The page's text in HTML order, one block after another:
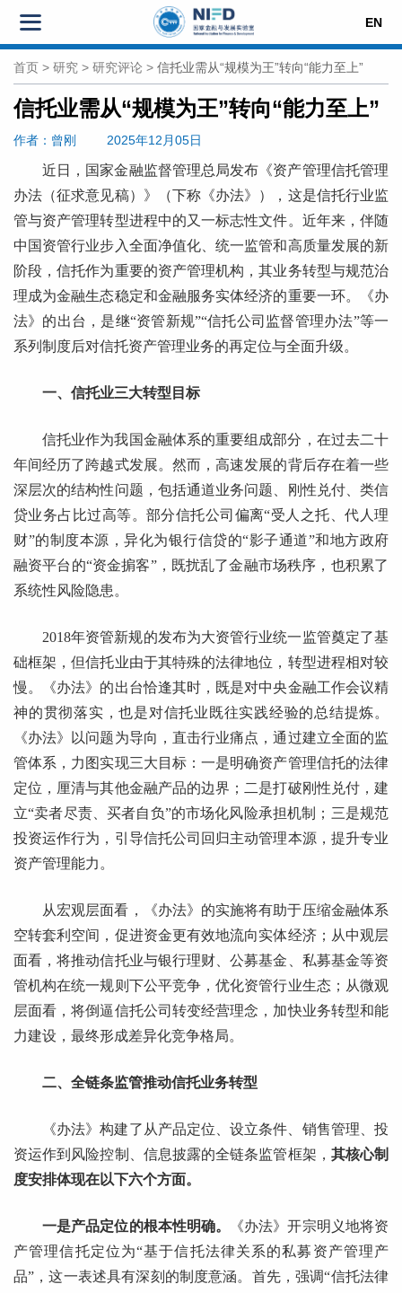
EN
首页 > 研究 > 研究评论 > 信托业需从“规模为王”转向“能力至上”
信托业需从“规模为王”转向“能力至上”
作者 ：曾刚 2025年12月05日
近日，国家金融监督管理总局发布《资产管理信托管理
办法（征求意见稿）》（下称《办法》），这是信托行业监
管与资产管理转型进程中的又一标志性文件。近年来，伴随
中国资管行业步入全面净值化、统一监管和高质量发展的新
阶段，信托作为重要的资产管理机构，其业务转型与规范治
理成为金融生态稳定和金融服务实体经济的重要一环。《办
法》的出台，是继“资管新规”“信托公司监督管理办法”等一
系列制度后对信托资产管理业务的再定位与全面升级。
一、信托业三大转型目标
信托业作为我国金融体系的重要组成部分，在过去二十
年间经历了跨越式发展。然而，高速发展的背后存在着一些
深层次的结构性问题，包括通道业务问题、刚性兑付、类信
贷业务占比过高等。部分信托公司偏离“受人之托、代人理
财”的制度本源，异化为银行信贷的“影子通道”和地方政府
融资平台的“资金掮客”，既扰乱了金融市场秩序，也积累了
系统性风险隐患。
2018年资管新规的发布为大资管行业统一监管奠定了基
础框架，但信托业由于其特殊的法律地位，转型进程相对较
慢。《办法》的出台恰逢其时，既是对中央金融工作会议精
神的贯彻落实，也是对信托业既往实践经验的总结提炼。
《办法》以问题为导向，直击行业痛点，通过建立全面的监
管体系，力图实现三大目标：一是明确资产管理信托的法律
定位，厘清与其他金融产品的边界；二是打破刚性兑付，建
立“卖者尽责、买者自负”的市场化风险承担机制；三是规范
投资运作行为，引导信托公司回归主动管理本源，提升专业
资产管理能力。
从宏观层面看，《办法》的实施将有助于压缩金融体系
空转套利空间，促进资金更有效地流向实体经济；从中观层
面看，将推动信托业与银行理财、公募基金、私募基金等资
管机构在统一规则下公平竞争，优化资管行业生态；从微观
层面看，将倒逼信托公司转变经营理念，加快业务转型和能
力建设，最终形成差异化竞争格局。
二、全链条监管推动信托业务转型
《办法》构建了从产品定位、设立条件、销售管理、投
资运作到风险控制、信息披露的全链条监管框架， 其核心制
度安排体现在以下六个方面。
一是产品定位的根本性明确。
《办法》开宗明义地将资
产管理信托定位为“基于信托法律关系的私募资产管理产
品”，这一表述具有深刻的制度意涵。首先，强调“信托法律